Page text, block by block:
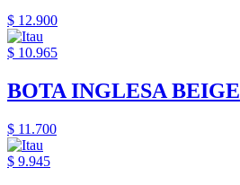
$ 12.900
$ 10.965
BOTA INGLESA BEIGE
$ 11.700
$ 9.945